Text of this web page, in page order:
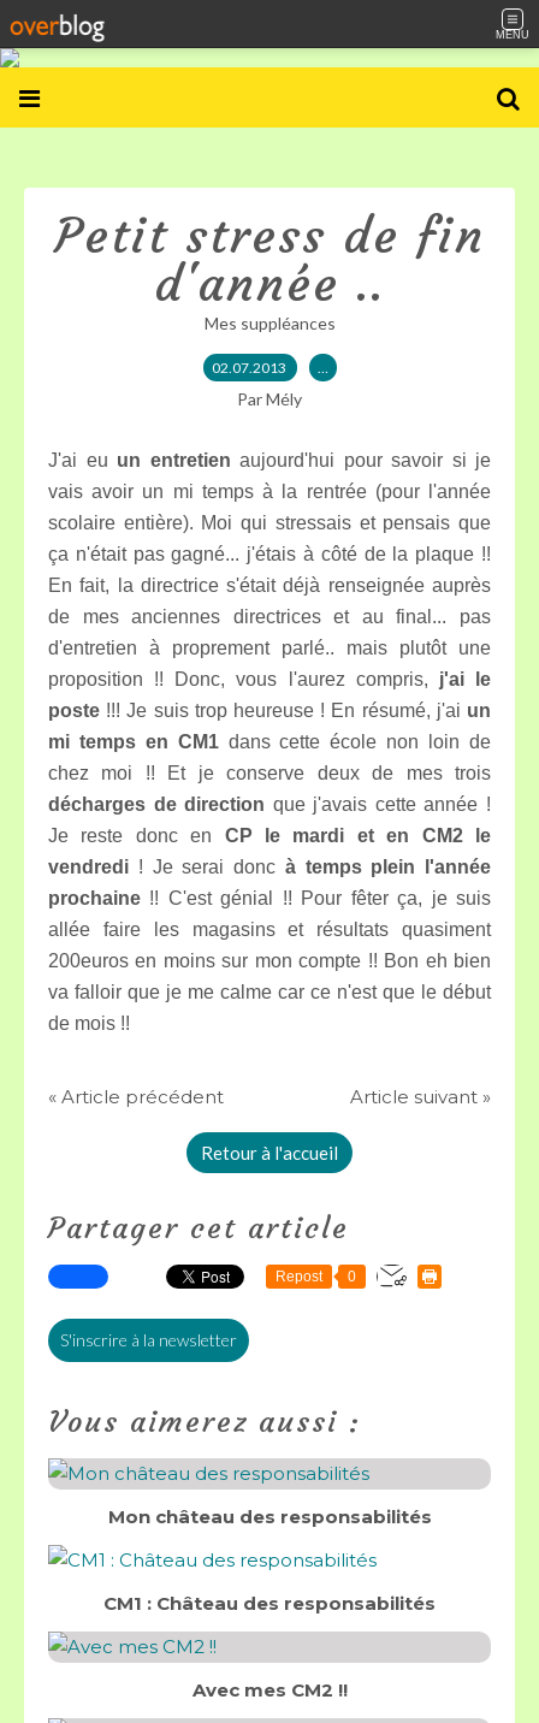
MENU
Petit stress de fin
d'année ..
Mes suppléances
02.07.2013 …
Par Mély
J'ai eu un entretien aujourd'hui pour savoir si je
vais avoir un mi temps à la rentrée (pour l'année
scolaire entière). Moi qui stressais et pensais que
ça n'était pas gagné... j'étais à côté de la plaque !!
En fait, la directrice s'était déjà renseignée auprès
de mes anciennes directrices et au final... pas
d'entretien à proprement parlé.. mais plutôt une
proposition !! Donc, vous l'aurez compris, j'ai le
poste !!! Je suis trop heureuse ! En résumé, j'ai un
mi temps en CM1dans cette école non loin de
chez moi !! Et je conserve deux de mes trois
décharges de direction que j'avais cette année !
Je reste donc en CP le mardi et en CM2 le
vendredi ! Je serai donc à temps plein l'année
prochaine !! C'est génial !! Pour fêter ça, je suis
allée faire les magasins et résultats quasiment
200euros en moins sur mon compte !! Bon eh bien
va falloir que je me calme car ce n'est que le début
de mois !!
« Article précédent Article suivant »
Retour à l'accueil
Partager cet article
Repost 0
S'inscrire à la newsletter
Vous aimerez aussi :
Mon château des responsabilités
CM1 : Château des responsabilités
Avec mes CM2 !!